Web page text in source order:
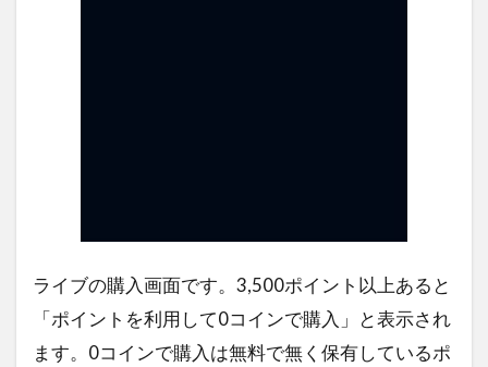
ライブの購入画面です。3,500ポイント以上あると
「ポイントを利用して0コインで購入」と表示され
ます。0コインで購入は無料で無く保有しているポ